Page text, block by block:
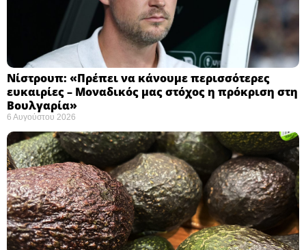
Νίστρουπ: «Πρέπει να κάνουμε περισσότερες
ευκαιρίες – Μοναδικός μας στόχος η πρόκριση στη
Βουλγαρία» ​
6 Αυγούστου 2026